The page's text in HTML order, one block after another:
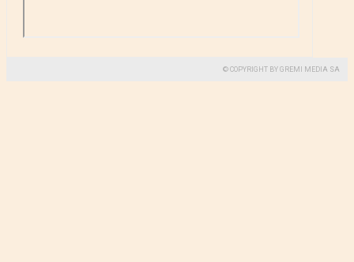
© COPYRIGHT BY GREMI MEDIA SA